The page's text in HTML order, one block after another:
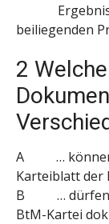
Ergebnis
beiliegenden
2
A … können
Karteiblatt der
B … dürfen
BtM-Kartei